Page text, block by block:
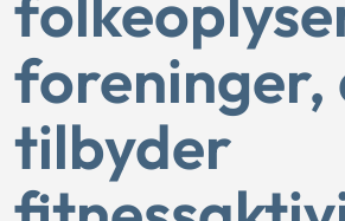
foreninger,
tilbyder